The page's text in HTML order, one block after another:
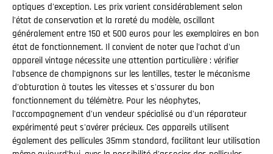
optiques d'exception. Les prix varient considérablement selon
l'état de conservation et la rareté du modèle, oscillant
généralement entre 150 et 500 euros pour les exemplaires en bon
état de fonctionnement. Il convient de noter que l'achat d'un
appareil vintage nécessite une attention particulière : vérifier
l'absence de champignons sur les lentilles, tester le mécanisme
d'obturation à toutes les vitesses et s'assurer du bon
fonctionnement du télémètre. Pour les néophytes,
l'accompagnement d'un vendeur spécialisé ou d'un réparateur
expérimenté peut s'avérer précieux. Ces appareils utilisent
également des pellicules 35mm standard, facilitant leur utilisation